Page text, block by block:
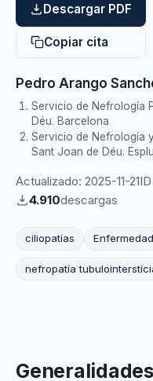
Descargar PDF
Copiar cita
Pedro Arango
Servicio de Nefrología
Déu. Barcelona
Servicio de Nefrología
Sant Joan de Déu.
Actualizado: 2025-11-21
4.910descargas
ciliopatías
nefropatía
Generalidades